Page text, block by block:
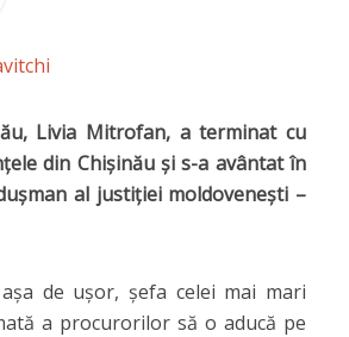
Livia Mitrofan, a terminat cu
din Chişinău şi s-a avântat în
al justiţiei moldoveneşti –
de uşor, şefa celei mai mari
a procurorilor să o aducă pe